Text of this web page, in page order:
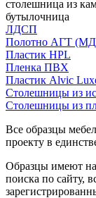
столешница из
бутылочница
ЛДСП
Полотно АГТ
Пластик HPL
Пленка ПВХ
Пластик Alvic
Столешницы из
Столешницы из
Все образцы
проекту в
Образцы имеют
поиска по сайту,